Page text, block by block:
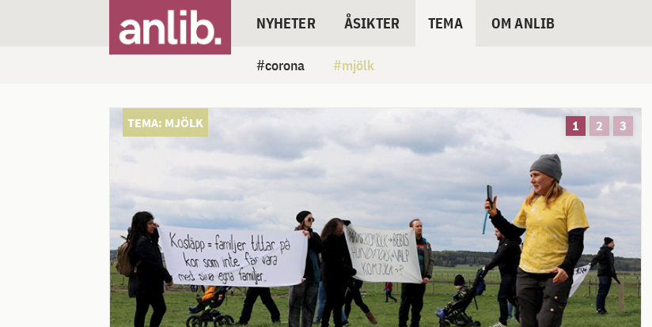
NYHETER ÅSIKTER TEMA OM ANLIB
corona mjölk
TEMA: MJÖLK